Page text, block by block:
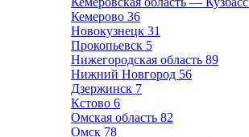
Кемерово 36
Новокузнецк 31
Прокопьевск 5
Нижегородская область 89
Нижний Новгород 56
Дзержинск 7
Кстово 6
Омская область 82
Омск 78